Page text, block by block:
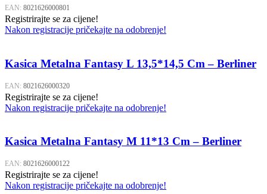
EAN: 8021626000801
Registrirajte se za cijene!
Nakon registracije pričekajte na odobrenje!
Kasica Metalna Fantasy L 13,5*14,5 Cm – Berliner
EAN: 8021626000320
Registrirajte se za cijene!
Nakon registracije pričekajte na odobrenje!
Kasica Metalna Fantasy M 11*13 Cm – Berliner
EAN: 8021626000122
Registrirajte se za cijene!
Nakon registracije pričekajte na odobrenje!